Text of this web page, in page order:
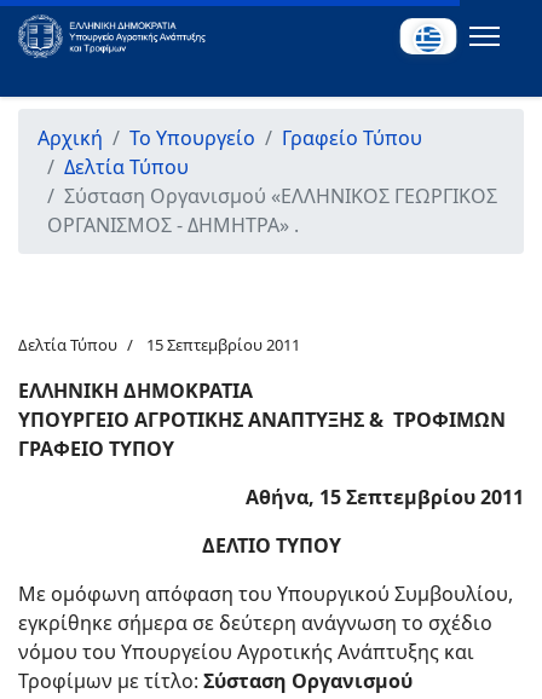
Αρχική Το Υπουργείο
Γραφείο Τύπου
Δελτία Τύπου
Σύσταση Οργανισμού «ΕΛΛΗΝΙΚΟΣ ΓΕΩΡΓΙΚΟΣ
ΟΡΓΑΝΙΣΜΟΣ - ΔΗΜΗΤΡΑ» .
Δελτία Τύπου 15 Σεπτεμβρίου 2011
ΕΛΛΗΝΙΚΗ ΔΗΜΟΚΡΑΤΙΑ
ΥΠΟΥΡΓΕΙΟ ΑΓΡΟΤΙΚΗΣ ΑΝΑΠΤΥΞΗΣ & ΤΡΟΦΙΜΩΝ
ΓΡΑΦΕΙΟ ΤΥΠΟΥ
Αθήνα, 15 Σεπτεμβρίου 2011
ΔΕΛΤΙΟ ΤΥΠΟΥ
Mε ομόφωνη απόφαση του Υπουργικού Συμβουλίου,
εγκρίθηκε σήμερα σε δεύτερη ανάγνωση το σχέδιο
νόμου του Υπουργείου Αγροτικής Ανάπτυξης και
Τροφίμων με τίτλο: Σύσταση Οργανισμού